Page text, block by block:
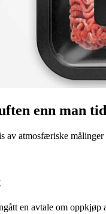
enn man
av atmosfæriske
en avtale om